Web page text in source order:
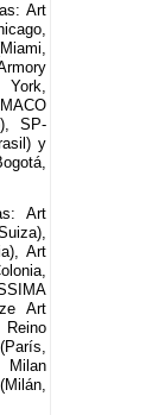
Art
SP-
y
Art
Art
Art